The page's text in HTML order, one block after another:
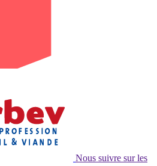
Nous suivre sur les